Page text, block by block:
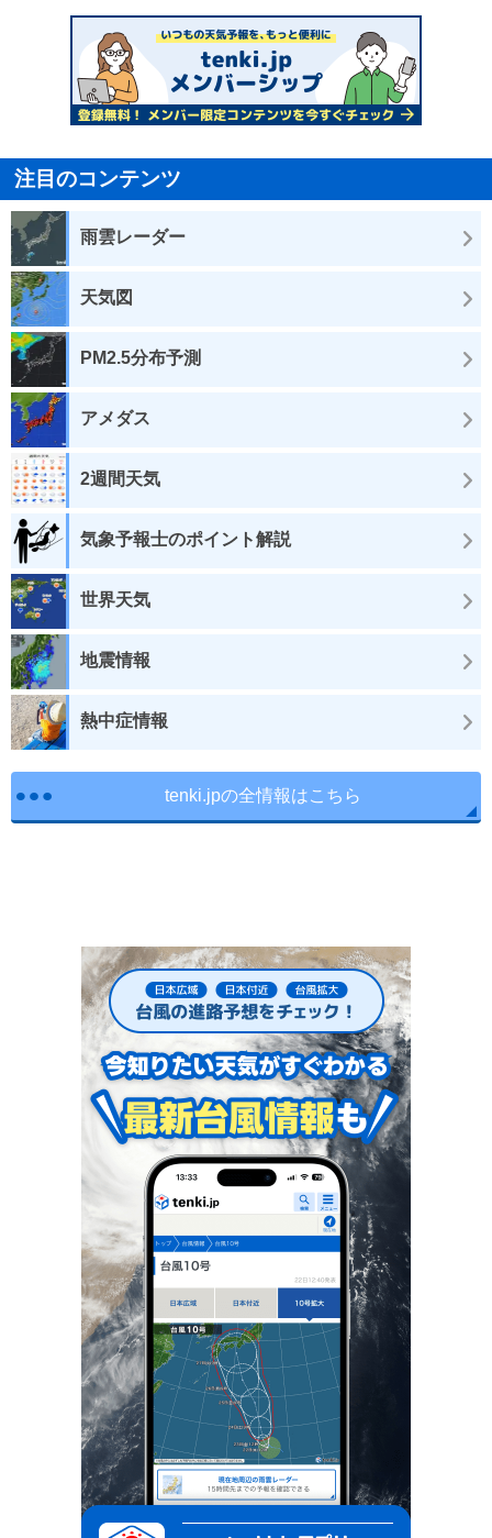
注目のコンテンツ
雨雲レーダー
天気図
PM2.5分布予測
アメダス
2週間天気
気象予報士のポイント解説
世界天気
地震情報
熱中症情報
tenki.jpの全情報はこちら